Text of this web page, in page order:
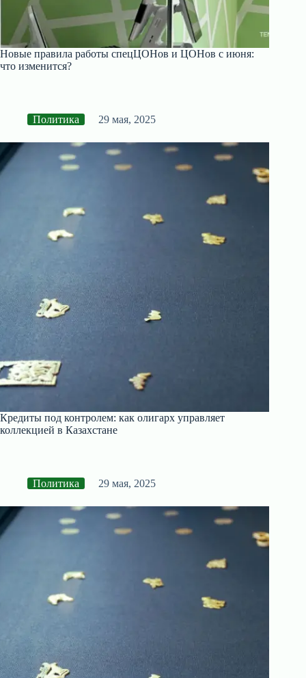
Новые правила работы спецЦОНов и ЦОНов с июня:
что изменится?
Политика 29 мая, 2025
Кредиты под контролем: как олигарх управляет
коллекцией в Казахстане
Политика 29 мая, 2025